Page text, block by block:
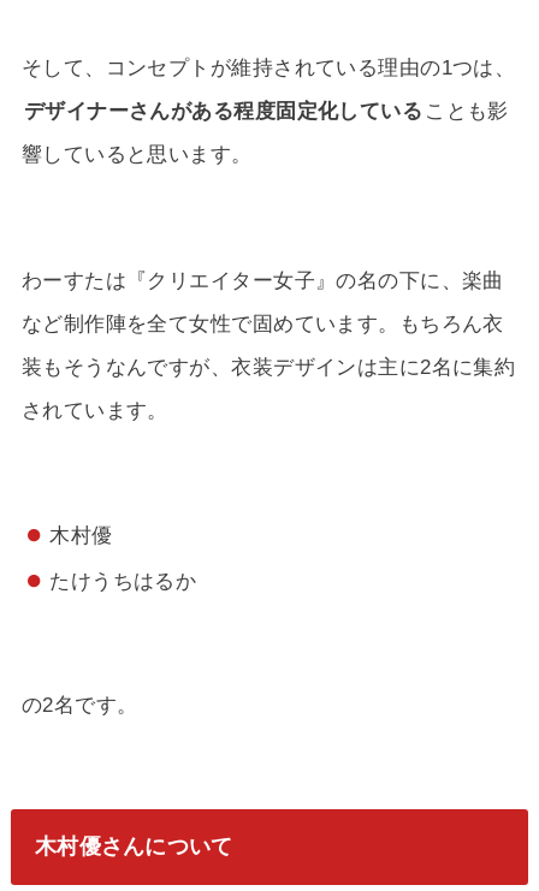
そして、コンセプトが維持されている理由の1つは、
デザイナーさんがある程度固定化している ことも影
響していると思います。
わーすたは『クリエイター女子』の名の下に、楽曲
など制作陣を全て女性で固めています。もちろん衣
装もそうなんですが、衣装デザインは主に2名に集約
されています。
木村優
たけうちはるか
の2名です。
木村優さんについて